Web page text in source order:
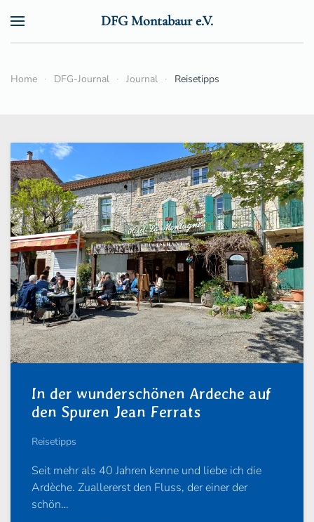
DFG Montabaur e.V.
Home DFG-Journal Journal Reisetipps
In der wunderschönen Ardeche auf
den Spuren Jean Ferrats
Reisetipps
Seit mehr als 40 Jahren kenne und liebe ich die
Ardèche. Zuallererst den Fluss, der einer der
schön…